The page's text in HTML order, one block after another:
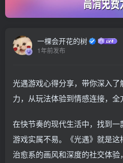
一棵会开花的树
1年前发布
光遇游戏心得分享，带你深入
力，从玩法体验到情感连接，全
在快节奏的现代生活中，找到
游戏实属不易。《光遇》就是
治愈系的画风和深度的社交体